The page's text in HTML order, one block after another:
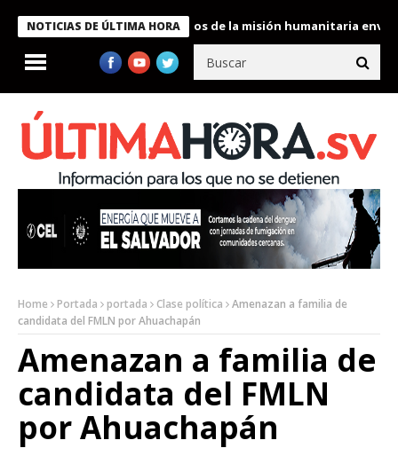
NOTICIAS DE ÚLTIMA HORA
condecora a miembros de la misión humanitaria enviada a
Home Portada portada Clase política
Amenazan a familia de
candidata del FMLN por Ahuachapán
Amenazan a familia de
candidata del FMLN
por Ahuachapán